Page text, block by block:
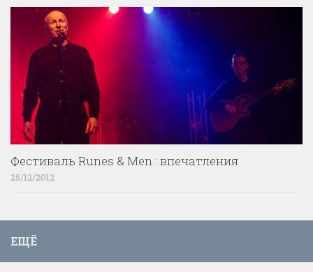
Фестиваль Runes & Men : впечатления
25/12/2012
ЕЩЁ